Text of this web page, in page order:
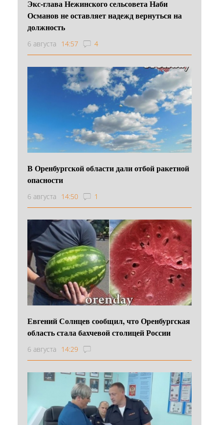
Экс-глава Нежинского сельсовета Наби
Османов не оставляет надежд вернуться на
должность
6 августа 14:57 4
В Оренбургской области дали отбой ракетной
опасности
6 августа 14:50 1
Евгений Солнцев сообщил, что Оренбургская
область стала бахчевой столицей России
6 августа 14:29